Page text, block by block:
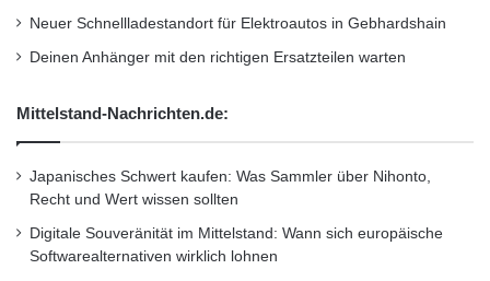
Batterie erfolgt zuerst mit dem Anschluss des
Massekabel verbunden.
Straßenkontakt auf einer Fläche von gerade
Neuer Schnellladestandort für Elektroautos in Gebhardshain
Deinen Anhänger mit den richtigen Ersatzteilen warten
Mittelstand-Nachrichten.de:
Japanisches Schwert kaufen: Was Sammler über Nihonto,
Recht und Wert wissen sollten
Digitale Souveränität im Mittelstand: Wann sich europäische
Softwarealternativen wirklich lohnen